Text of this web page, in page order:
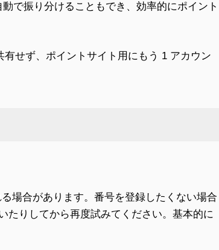
で振り分けることもでき、効率的にポイント
せず、ポイントサイト用にもう 1 アカウン
場合があります。番号を登録したくない場合
たりしてから再度試みてください。基本的に